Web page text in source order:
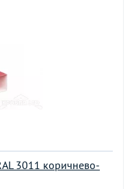
3011 коричнево-